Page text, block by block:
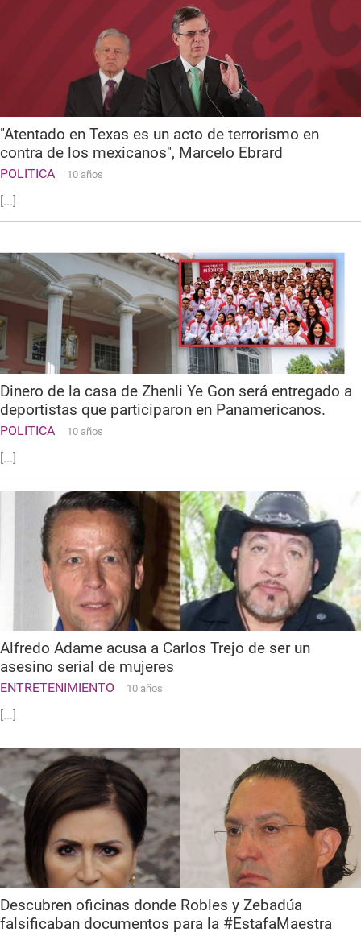
"Atentado en Texas es un acto de terrorismo en
contra de los mexicanos", Marcelo Ebrard
POLITICA 10 años
[...]
Dinero de la casa de Zhenli Ye Gon será entregado a
deportistas que participaron en Panamericanos.
POLITICA 10 años
[...]
Alfredo Adame acusa a Carlos Trejo de ser un
asesino serial de mujeres
ENTRETENIMIENTO 10 años
[...]
Descubren oficinas donde Robles y Zebadúa
falsificaban documentos para la #EstafaMaestra